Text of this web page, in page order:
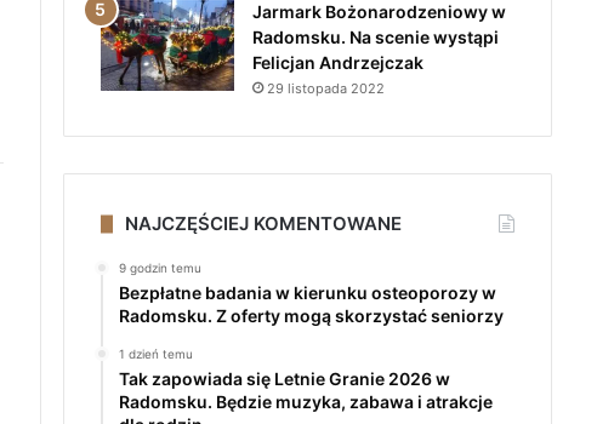
Jarmark Bożonarodzeniowy w
Radomsku. Na scenie wystąpi
Felicjan Andrzejczak
29 listopada 2022
NAJCZĘŚCIEJ KOMENTOWANE
9 godzin temu
Bezpłatne badania w kierunku osteoporozy w
Radomsku. Z oferty mogą skorzystać seniorzy
1 dzień temu
Tak zapowiada się Letnie Granie 2026 w
Radomsku. Będzie muzyka, zabawa i atrakcje